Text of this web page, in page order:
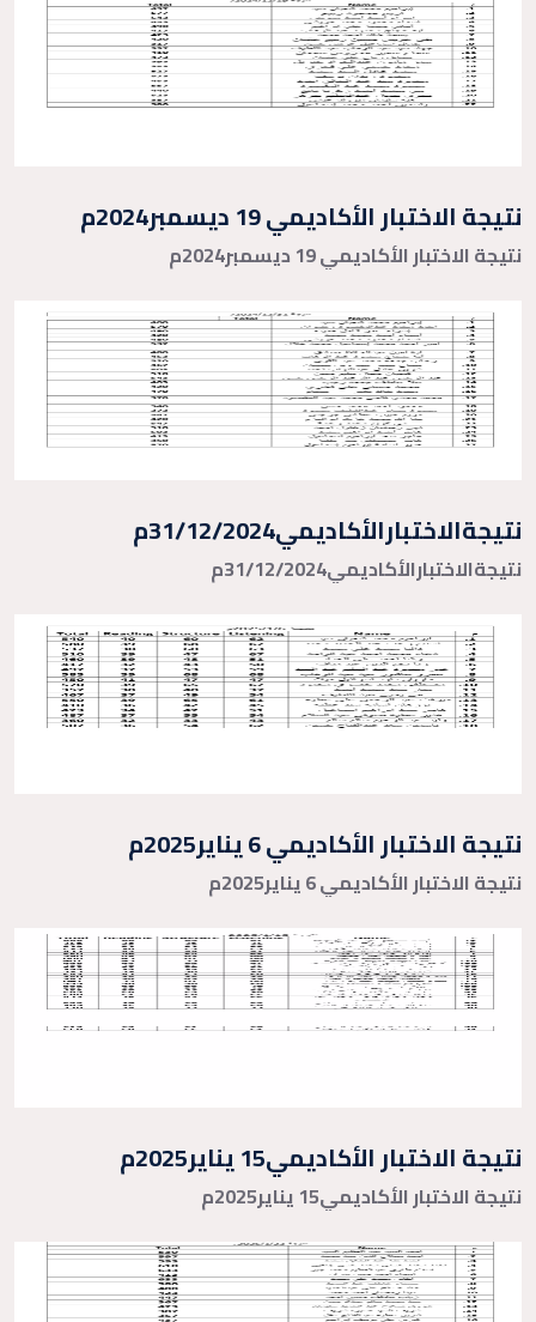
نتيجة الاختبار الأكاديمي 19 ديسمبر2024م
نتيجة الاختبار الأكاديمي 19 ديسمبر2024م
نتيجةالاختبارالأكاديمي31/12/2024م
نتيجةالاختبارالأكاديمي31/12/2024م
نتيجة الاختبار الأكاديمي 6 يناير2025م
نتيجة الاختبار الأكاديمي 6 يناير2025م
نتيجة الاختبار الأكاديمي15 يناير2025م
نتيجة الاختبار الأكاديمي15 يناير2025م